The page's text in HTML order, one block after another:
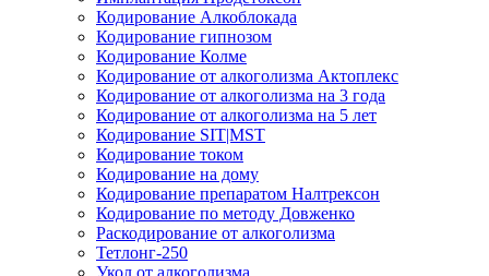
Кодирование Алкоблокада
Кодирование гипнозом
Кодирование Колме
Кодирование от алкоголизма Актоплекс
Кодирование от алкоголизма на 3 года
Кодирование от алкоголизма на 5 лет
Кодирование SIT|MST
Кодирование током
Кодирование на дому
Кодирование препаратом Налтрексон
Кодирование по методу Довженко
Раскодирование от алкоголизма
Тетлонг-250
Укол от алкоголизма